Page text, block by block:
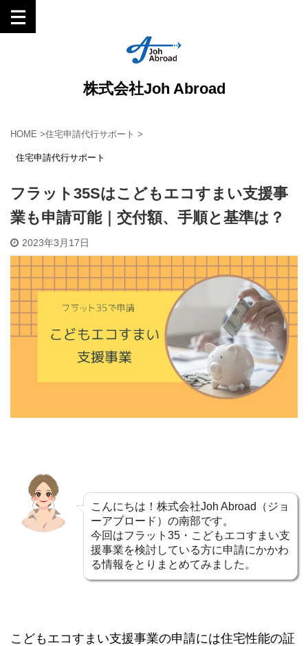
株式会社Joh Abroad
HOME >住宅申請代行サポート >
住宅申請代行サポート
フラット35Sはこどもエコすまい支援事
業も申請可能｜交付額、手順と基準は？
2023年3月17日
こんにちは！株式会社Joh Abroad（ジョ
ーアブロード）の南部です。
今回はフラット35・こどもエコすまい支
援事業を検討している方に申請にかかわ
る情報をとりまとめてみました。
こどもエコすまい支援事業の申請には住宅性能の証